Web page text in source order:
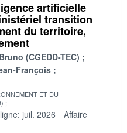
artificielle
transition
du territoire,
(CGEDD-TEC)
François
ET DU
juil. 2026
Affaire